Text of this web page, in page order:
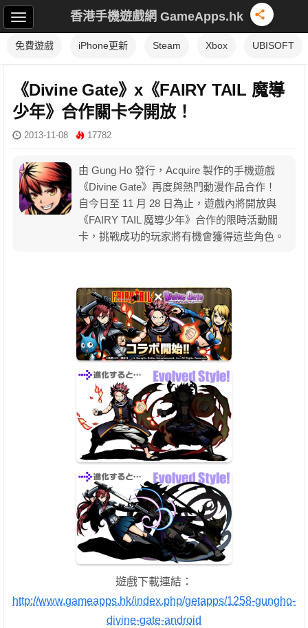
香港手機遊戲網 GameApps.hk
免費遊戲 iPhone更新 Steam Xbox UBISOFT
《Divine Gate》x《FAIRY TAIL 魔導
少年》合作關卡今開放！
2013-11-08 17782
由 Gung Ho 發行，Acquire 製作的手機遊戲
《Divine Gate》再度與熱門動漫作品合作！
自今日至 11 月 28 日為止，遊戲內將開放與
《FAIRY TAIL 魔導少年》合作的限時活動關
卡，挑戰成功的玩家將有機會獲得這些角色。
遊戲下載連結：
http://www.gameapps.hk/index.php/getapps/1258-gungho-
divine-gate-android